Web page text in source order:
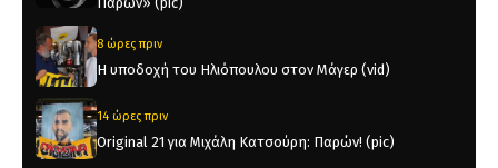
8 ώρες πριν
Η υποδοχή του Ηλιόπουλου στον Μάγερ (vid)
14 ώρες πριν
Original 21 για Μιχάλη Κατσούρη: Παρών! (pic)